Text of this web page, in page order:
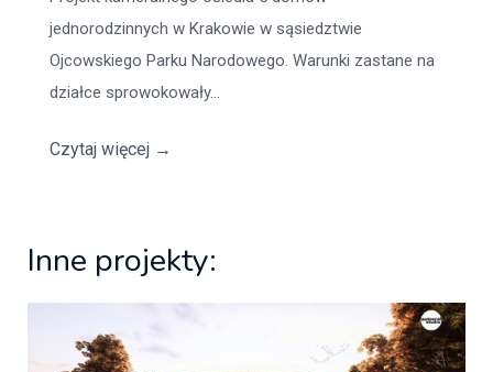
jednorodzinnych w Krakowie w sąsiedztwie
Ojcowskiego Parku Narodowego. Warunki zastane na
działce sprowokowały...
Czytaj więcej →
Inne projekty: